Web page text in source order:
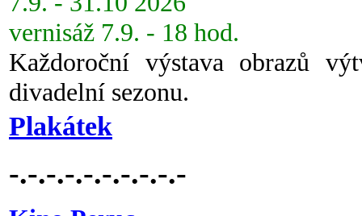
vernisáž 7.9. - 18 hod.
Každoroční výstava obrazů
divadelní sezonu.
Plakátek
-.-.-.-.-.-.-.-.-.-